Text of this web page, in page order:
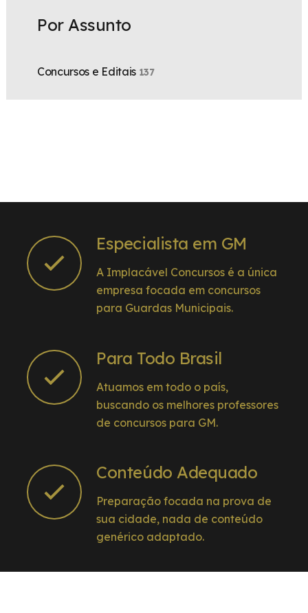
Por Assunto
Concursos e Editais 137
Especialista em GM
A Implacável Concursos é a única
empresa focada em concursos
para Guardas Municipais.
Para Todo Brasil
Atuamos em todo o país,
buscando os melhores professores
de concursos para GM.
Conteúdo Adequado
Preparação focada na prova de
sua cidade, nada de conteúdo
genérico adaptado.